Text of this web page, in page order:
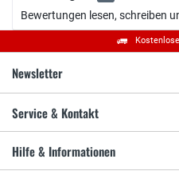
Bewertungen lesen, schreiben
Newsletter
Service & Kontakt
Hilfe & Informationen